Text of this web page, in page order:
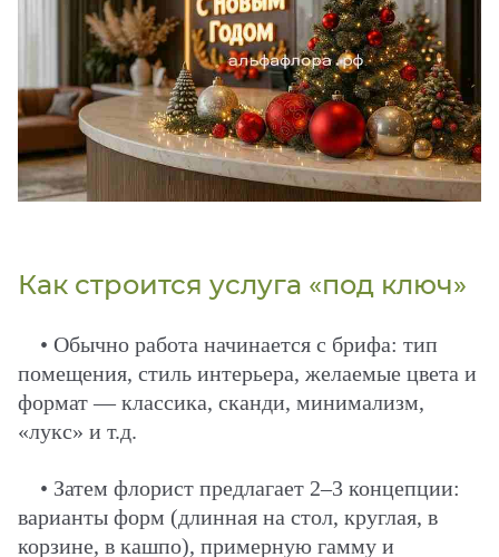
Как строится услуга «под ключ»
• Обычно работа начинается с брифа: тип
помещения, стиль интерьера, желаемые цвета и
формат — классика, сканди, минимализм,
«лукс» и т.д.
• Затем флорист предлагает 2–3 концепции:
варианты форм (длинная на стол, круглая, в
корзине, в кашпо), примерную гамму и